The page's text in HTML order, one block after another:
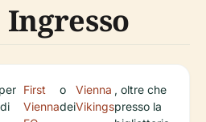
First
Vienna
o
dei
Vienna
Vikings
, oltre che
presso la